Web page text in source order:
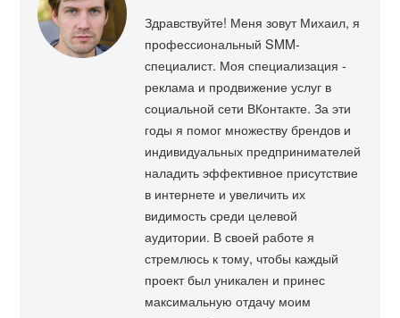
Здравствуйте! Меня зовут Михаил, я
профессиональный SMM-
специалист. Моя специализация -
реклама и продвижение услуг в
социальной сети ВКонтакте. За эти
годы я помог множеству брендов и
индивидуальных предпринимателей
наладить эффективное присутствие
в интернете и увеличить их
видимость среди целевой
аудитории. В своей работе я
стремлюсь к тому, чтобы каждый
проект был уникален и принес
максимальную отдачу моим